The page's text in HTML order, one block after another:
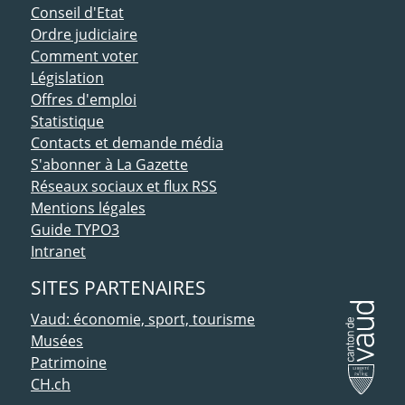
Conseil d'Etat
Ordre judiciaire
Comment voter
Législation
Offres d'emploi
Statistique
Contacts et demande média
S'abonner à La Gazette
Réseaux sociaux et flux RSS
Mentions légales
Guide TYPO3
Intranet
SITES PARTENAIRES
Vaud: économie, sport, tourisme
Musées
Patrimoine
CH.ch